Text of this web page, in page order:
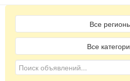
Главная
Помощь
Услуги
Все
Все